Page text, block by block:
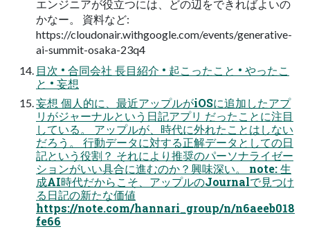
エンジニアが役⽴つには、どの辺をできればよいの
かなー。 資料など:
https://cloudonair.withgoogle.com/events/generative-
ai-summit-osaka-23q4
⽬次 • 合同会社 ⻑⽬紹介 • 起こったこと • やったこ
と • 妄想
妄想 個⼈的に、最近アップルがiOSに追加したアプ
リがジャーナルという⽇記アプリ だったことに注⽬
している。 アップルが、時代に外れたことはしない
だろう。 ⾏動データに対する正解データとしての⽇
記という役割？ それにより推奨のパーソナライゼー
ションがいい具合に進むのか？興味深い。 note: ⽣
成AI時代だからこそ、アップルのJournalで⾒つけ
る⽇記の新たな価値
https://note.com/hannari_group/n/n6aeeb018
fe66